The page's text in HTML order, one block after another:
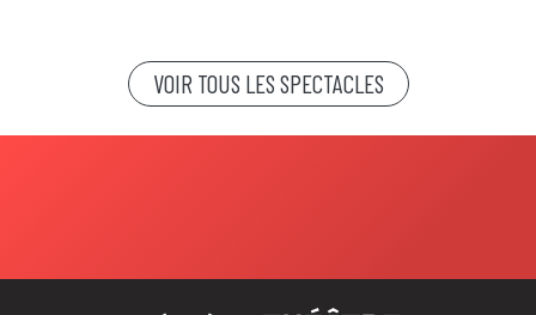
VOIR TOUS LES SPECTACLES